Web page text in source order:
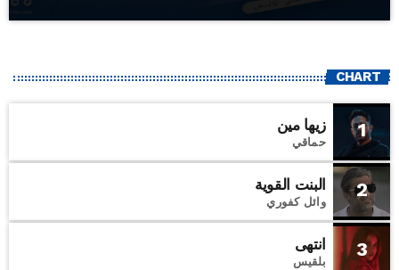
CHART
1 زيها مين
حماقي
2 البنت القوية
وائل كفوري
3 انتهى
بلقيس